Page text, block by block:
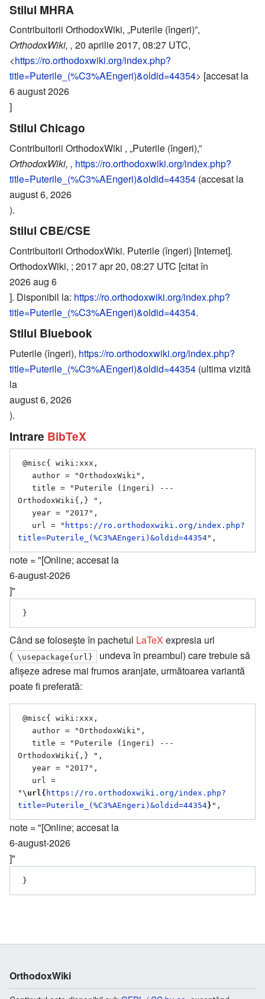
Stilul MHRA
Contribuitorii OrthodoxWiki, „Puterile (îngeri)”,
OrthodoxWiki, , 20 aprilie 2017, 08:27 UTC,
<https://ro.orthodoxwiki.org/index.php?
title=Puterile_(%C3%AEngeri)&oldid=44354> [accesat la
6 august 2026
]
Stilul Chicago
Contribuitorii OrthodoxWiki , „Puterile (îngeri),”
OrthodoxWiki, , https://ro.orthodoxwiki.org/index.php?
title=Puterile_(%C3%AEngeri)&oldid=44354 (accesat la
august 6, 2026
).
Stilul CBE/CSE
Contribuitorii OrthodoxWiki. Puterile (îngeri) [Internet].
OrthodoxWiki, ; 2017 apr 20, 08:27 UTC [citat în
2026 aug 6
]. Disponibil la: https://ro.orthodoxwiki.org/index.php?
title=Puterile_(%C3%AEngeri)&oldid=44354.
Stilul Bluebook
Puterile (îngeri), https://ro.orthodoxwiki.org/index.php?
title=Puterile_(%C3%AEngeri)&oldid=44354 (ultima vizită
la
august 6, 2026
).
Intrare BibTeX
OrthodoxWiki{,} ",
   url = "
https://ro.orthodoxwiki.org/index.php?
title=Puterile_(%C3%AEngeri)&oldid=44354
note = "[Online; accesat la
6-august-2026
]"
Când se folosește în pachetul LaTeX expresia url
( \usepackage{url}
undeva în preambul) care trebuie să
afișeze adrese mai frumos aranjate, următoarea variantă
poate fi preferată:
OrthodoxWiki{,} ",
" \url{ https://ro.orthodoxwiki.org/index.php?
title=Puterile_(%C3%AEngeri)&oldid=44354}
note = "[Online; accesat la
6-august-2026
]"
OrthodoxWiki